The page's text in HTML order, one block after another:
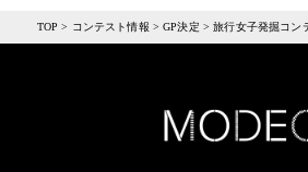
TOP > コンテスト情報 >GP決定 >旅行女子発掘コン